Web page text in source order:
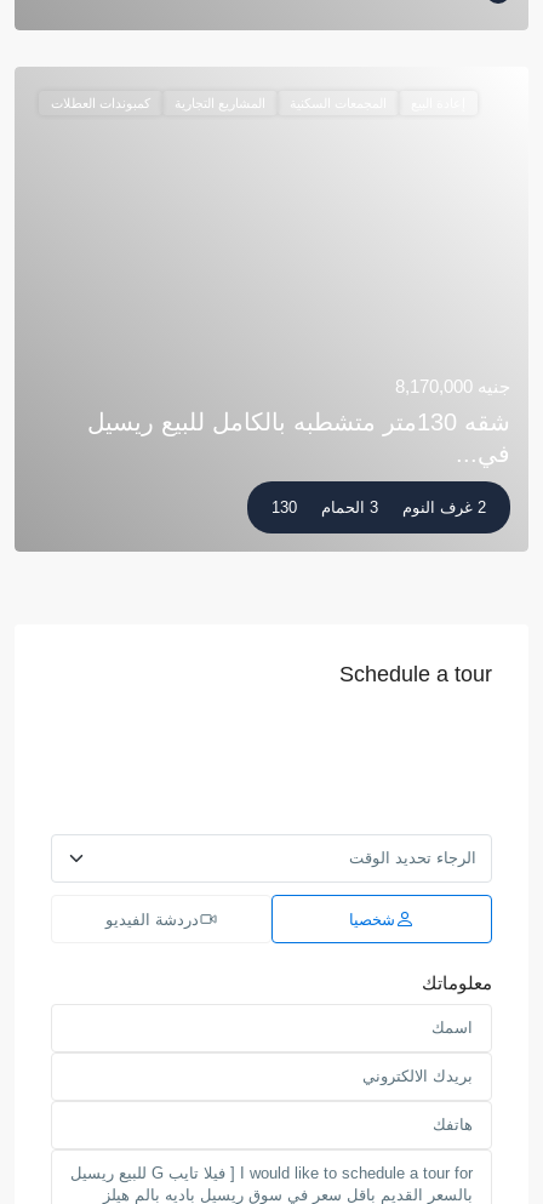
المجمعات السكنية المشاريع التجارية كمبوندات العطلات
جنيه 8,170,000
شقه 130متر متشطبه بالكامل للبيع ريسيل
في...
2 غرف النوم 3 الحمام 130
Schedule a tour
شخصيا دردشة الفيديو
معلوماتك